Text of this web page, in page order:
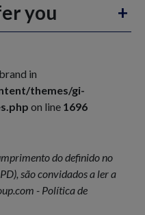
you
in
themes/gi-
on line 1696
do definido no
são convidados a ler a
- Política de